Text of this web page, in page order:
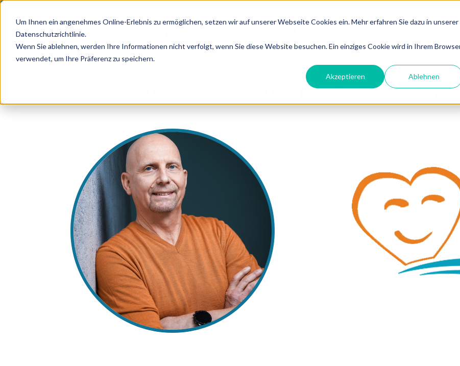
Um Ihnen ein angenehmes Online-Erlebnis zu ermöglichen, setzen wir auf unserer Webseite Cookies ein. Mehr erfahren Sie dazu in unserer
Datenschutzrichtlinie.
Wenn Sie ablehnen, werden Ihre Informationen nicht verfolgt, wenn Sie diese Website besuchen. Ein einziges Cookie wird in Ihrem
verwendet, um Ihre Präferenz zu speichern.
Akzeptieren Ablehnen
Wir stellen unsere
Den Praxisalltag